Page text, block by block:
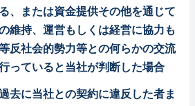
、または資金提供その他を通じて
維持、運営もしくは経営に協力も
反社会的勢力等との何らかの交流
っていると当社が判断した場合
去に当社との契約に違反した者ま